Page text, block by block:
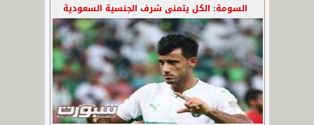
السومة: الكل يتمنى شرف الجنسية السعودية